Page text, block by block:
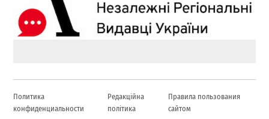
Политика
конфиденциальности
Редакційна
політика
Правила пользования
сайтом